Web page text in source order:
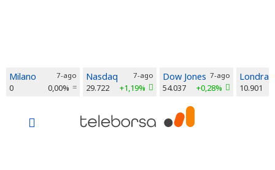
Milano 7-ago
0 0,00%
Nasdaq 7-ago
29.722 +1,19%
Dow Jones 7-ago
54.037 +0,28%
Londra
10.901